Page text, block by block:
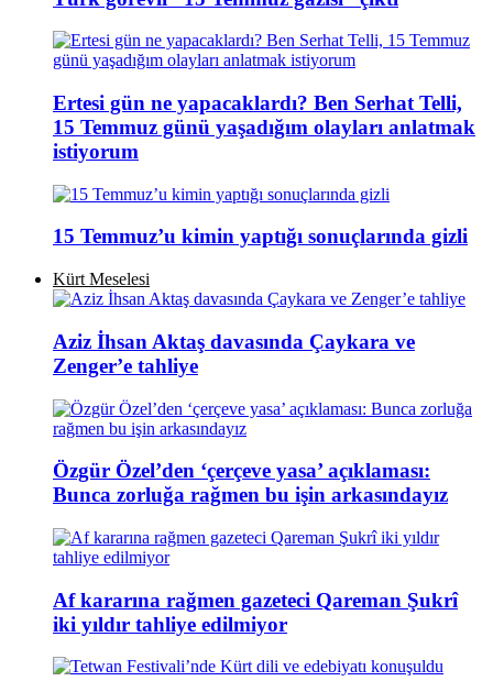
Ertesi gün ne yapacaklardı? Ben Serhat Telli,
15 Temmuz günü yaşadığım olayları anlatmak
istiyorum
15 Temmuz’u kimin yaptığı sonuçlarında gizli
Kürt Meselesi
Aziz İhsan Aktaş davasında Çaykara ve
Zenger’e tahliye
Özgür Özel’den ‘çerçeve yasa’ açıklaması:
Bunca zorluğa rağmen bu işin arkasındayız
Af kararına rağmen gazeteci Qareman Şukrî
iki yıldır tahliye edilmiyor